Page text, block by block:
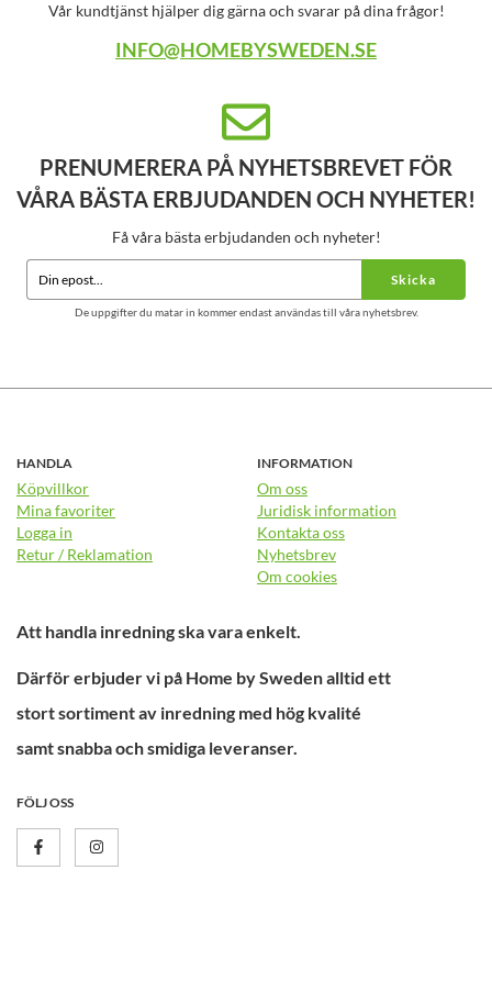
Vår kundtjänst hjälper dig gärna och svarar på dina frågor!
INFO@HOMEBYSWEDEN.SE
PRENUMERERA PÅ NYHETSBREVET FÖR
VÅRA BÄSTA ERBJUDANDEN OCH NYHETER!
Få våra bästa erbjudanden och nyheter!
Skicka
De uppgifter du matar in kommer endast användas till våra nyhetsbrev.
HANDLA
Köpvillkor
Mina favoriter
Logga in
Retur / Reklamation
INFORMATION
Om oss
Juridisk information
Kontakta oss
Nyhetsbrev
Om cookies
Att handla inredning ska vara enkelt.
Därför erbjuder vi på Home by Sweden alltid ett
stort sortiment av inredning med hög kvalité
samt snabba och smidiga leveranser.
FÖLJ OSS